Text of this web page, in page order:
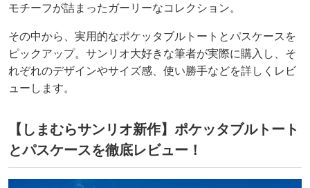
モチーフが詰まったガーリーなコレクション。
その中から、実用的なポケッタブルトートとパスケースを
ピックアップ。サンリオ大好きな筆者が実際に購入し、そ
れぞれのデザインやサイズ感、使い勝手などを詳しくレビ
ューします。
【しまむらサンリオ新作】ポケッタブルトート
とパスケースを徹底レビュー！